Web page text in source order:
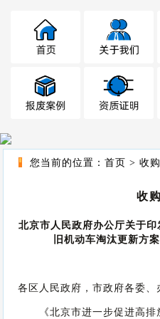
您当前的位置： 首页 > 收
收
北京市人民政府办公厅关于
旧机动车淘汰更新方
各区人民政府，市政府各委、
《北京市进一步促进高排